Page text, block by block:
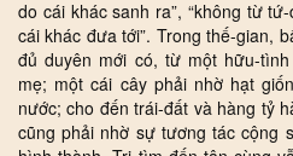
do cái khác sanh ra”, “không từ
cái khác đưa tới”. Trong thế-gian,
đủ duyên mới có, từ một hữu-
mẹ; một cái cây phải nhờ hạt
nước; cho đến trái-đất và hàng tỷ
cũng phải nhờ sự tương tác cộng